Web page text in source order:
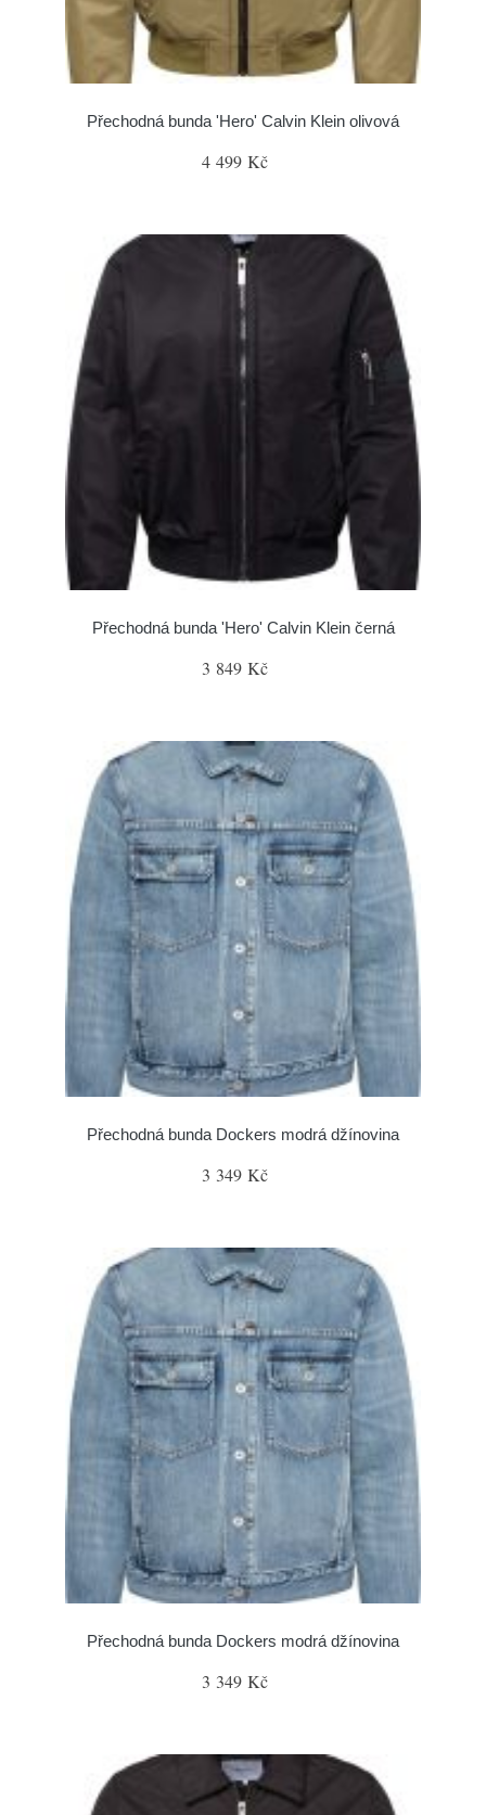
Přechodná bunda 'Hero' Calvin Klein olivová
4 499 Kč
Přechodná bunda 'Hero' Calvin Klein černá
3 849 Kč
Přechodná bunda Dockers modrá džínovina
3 349 Kč
Přechodná bunda Dockers modrá džínovina
3 349 Kč